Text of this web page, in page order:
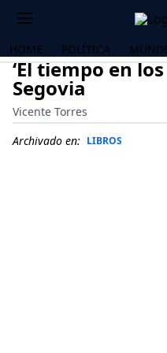
HOME POLÍTICA
‘El tiempo en
Segovia
Vicente Torres
Archivado en: LIBROS